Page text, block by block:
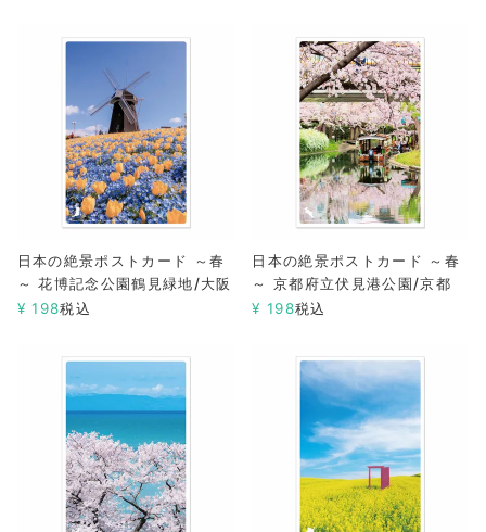
日本の絶景ポストカード ～春
～ 花博記念公園鶴見緑地/大阪
¥ 198税込
日本の絶景ポストカード ～春
～ 京都府立伏見港公園/京都
¥ 198税込